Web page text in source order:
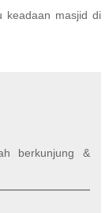
keadaan masjid di
berkunjung &